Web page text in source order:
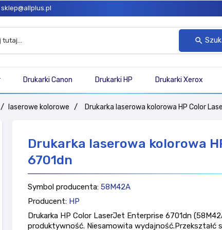
sklep@allplus.pl
search
Drukarki Canon Drukarki HP Drukarki Xerox
laserowe kolorowe Drukarka laserowa kolorowa HP Color
Drukarka laserowa kolorowa
6701dn
Symbol producenta: 58M42A
Producent: HP
Drukarka HP Color LaserJet Enterprise 6701dn
produktywność. Niesamowita wydajność.Przekształć